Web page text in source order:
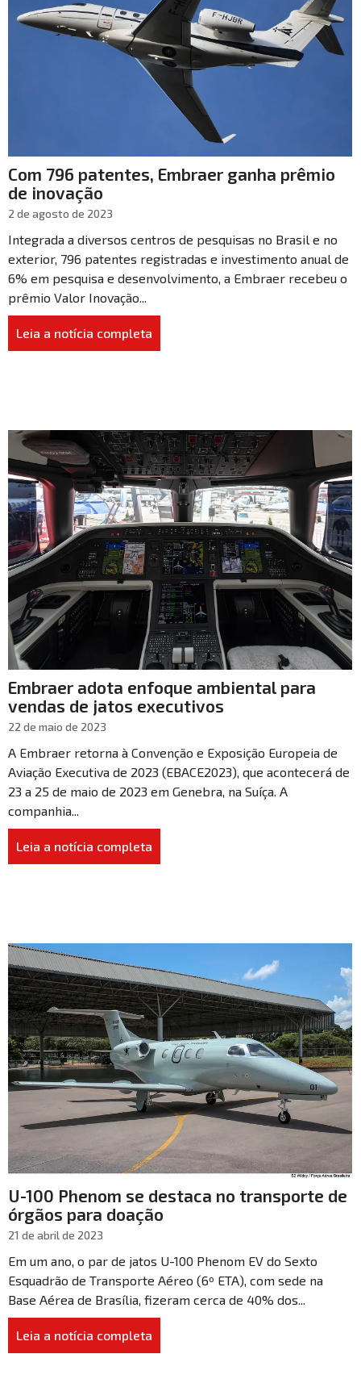
Com 796 patentes, Embraer ganha prêmio
de inovação
2 de agosto de 2023
Integrada a diversos centros de pesquisas no Brasil e no
exterior, 796 patentes registradas e investimento anual de
6% em pesquisa e desenvolvimento, a Embraer recebeu o
prêmio Valor Inovação...
Leia a notícia completa
Embraer adota enfoque ambiental para
vendas de jatos executivos
22 de maio de 2023
A Embraer retorna à Convenção e Exposição Europeia de
Aviação Executiva de 2023 (EBACE2023), que acontecerá de
23 a 25 de maio de 2023 em Genebra, na Suíça. A
companhia...
Leia a notícia completa
U-100 Phenom se destaca no transporte de
órgãos para doação
21 de abril de 2023
Em um ano, o par de jatos U-100 Phenom EV do Sexto
Esquadrão de Transporte Aéreo (6º ETA), com sede na
Base Aérea de Brasília, fizeram cerca de 40% dos...
Leia a notícia completa